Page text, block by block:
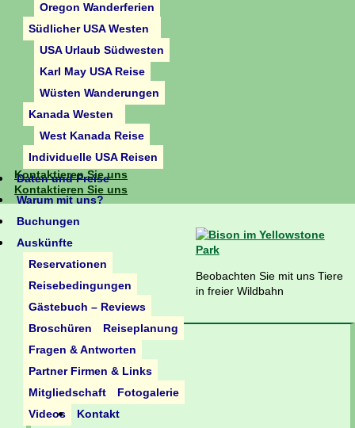
Oregon Wanderferien
Südlicher USA Westen
USA Urlaub Südwesten
Karl May USA Reise
Wüsten Wanderungen
Kanada Westen
West Kanada Reise
Individuelle USA Reisen
Daten und Preise
Warum mit uns?
Buchungen
Auskünfte
Reservationen
Reisebedingungen
Gästebuch – Reviews
Broschüren
Reiseplanung
Fragen & Antworten
Partner Firmen & Links
Mitgliedschaft
Fotogalerie
Videos
Kontakt
Kontaktieren Sie uns
Kontaktieren Sie uns
Beobachten Sie mit uns Tiere
in freier Wildbahn